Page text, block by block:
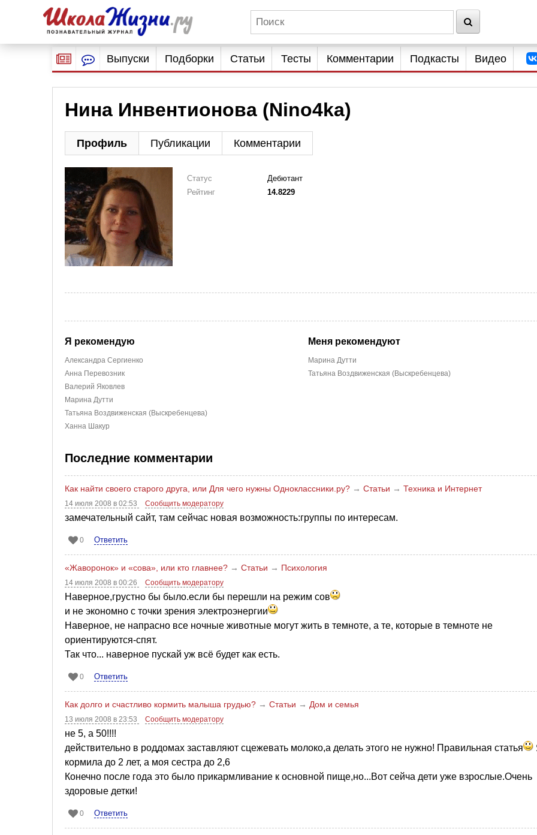
Выпуски Подборки Статьи Тесты Комментарии Подкасты Видео
Нина Инвентионова (Nino4ka)
Профиль Публикации Комментарии
Статус
Дебютант
Рейтинг
14.8229
Я рекомендую
Александра Сергиенко
Анна Перевозник
Валерий Яковлев
Марина Дутти
Татьяна Воздвиженская (Выскребенцева)
Ханна Шакур
Меня рекомендуют
Марина Дутти
Татьяна Воздвиженская (Выскребенцева)
Последние комментарии
Как найти своего старого друга, или Для чего нужны Одноклассники.ру? → Статьи → Техника и Интернет
14 июля 2008 в 02:53 Сообщить модератору
замечательный сайт, там сейчас новая возможность:группы по интересам.
0 Ответить
«Жаворонок» и «сова», или кто главнее? → Статьи → Психология
14 июля 2008 в 00:26 Сообщить модератору
Наверное,грустно бы было.если бы перешли на режим сов
и не экономно с точки зрения электроэнергии
Наверное, не напрасно все ночные животные могут жить в темноте, а те, которые в темноте не
ориентируются-спят.
Так что... наверное пускай уж всё будет как есть.
0 Ответить
Как долго и счастливо кормить малыша грудью? → Статьи → Дом и семья
13 июля 2008 в 23:53 Сообщить модератору
не 5, а 50!!!!
действительно в роддомах заставляют сцежевать молоко,а делать этого не нужно! Правильная статья
кормила до 2 лет, а моя сестра до 2,6
Конечно после года это было прикармливание к основной пище,но...Вот сейча дети уже взрослые.Очень
здоровые детки!
0 Ответить